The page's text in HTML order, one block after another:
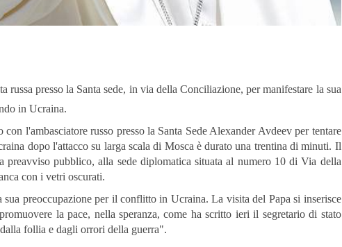
russa presso la Santa sede, in via della Conciliazione, per manifestare la sua
in Ucraina.
l'ambasciatore russo presso la Santa Sede Alexander Avdeev per tentare
dopo l'attacco su larga scala di Mosca è durato una trentina di minuti. Il
preavviso pubblico, alla sede diplomatica situata al numero 10 di Via della
con i vetri oscurati.
sua preoccupazione per il conflitto in Ucraina. La visita del Papa si inserisce
la pace, nella speranza, come ha scritto ieri il segretario di stato
follia e dagli orrori della guerra".